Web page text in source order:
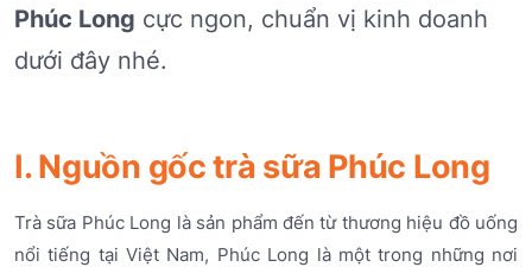
Phúc Long cực ngon, chuẩn vị kinh doanh
dưới đây nhé.
I. Nguồn gốc trà sữa Phúc Long
Trà sữa Phúc Long là sản phẩm đến từ thương hiệu đồ uống
nổi tiếng tại Việt Nam, Phúc Long là một trong những nơi